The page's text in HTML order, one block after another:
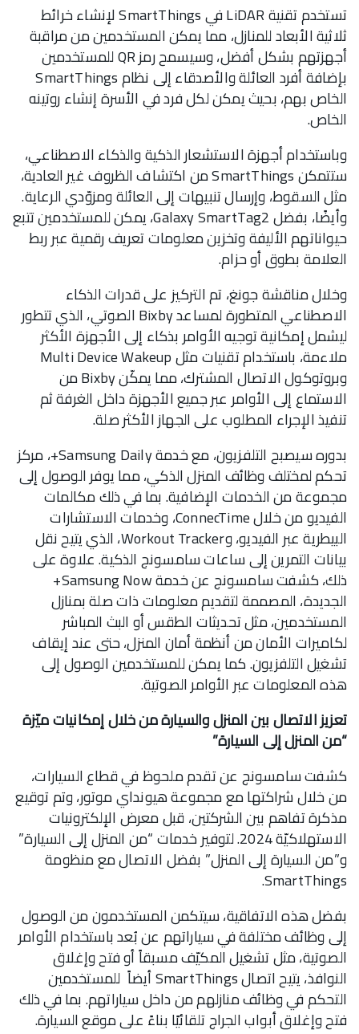
تستخدم تقنية LiDAR في SmartThings لإنشاء خرائط
ثلاثية الأبعاد للمنازل، مما يمكن المستخدمين من مراقبة
أجهزتهم بشكل أفضل، وسيسمح رمز QR للمستخدمين
بإضافة أفرد العائلة والأصدقاء إلى نظام SmartThings
الخاص بهم، بحيث يمكن لكل فرد في الأسرة إنشاء روتينه
الخاص.
وباستخدام أجهزة الاستشعار الذكية والذكاء الاصطناعي،
ستتمكن SmartThings من اكتشاف الظروف غير العادية،
مثل السقوط، وإرسال تنبيهات إلى العائلة ومزوّدي الرعاية.
وأيضًا، بفضل Galaxy SmartTag2، يمكن للمستخدمين تتبع
حيواناتهم الأليفة وتخزين معلومات تعريف رقمية عبر ربط
العلامة بطوق أو حزام.
وخلال مناقشة جونغ، تم التركيز على قدرات الذكاء
الاصطناعي المتطورة لمساعد Bixby الصوتي، الذي تتطور
ليشمل إمكانية توجيه الأوامر بذكاء إلى الأجهزة الأكثر
ملاءمة، باستخدام تقنيات مثل Multi Device Wakeup
وبروتوكول الاتصال المشترك، مما يمكّن Bixby من
الاستماع إلى الأوامر عبر جميع الأجهزة داخل الغرفة ثم
تنفيذ الإجراء المطلوب على الجهاز الأكثر صلة.
بدوره سيصبح التلفزيون، مع خدمة Samsung Daily+، مركز
تحكم لمختلف وظائف المنزل الذكي، مما يوفر الوصول إلى
مجموعة من الخدمات الإضافية. بما في ذلك مكالمات
الفيديو من خلال ConnecTime، وخدمات الاستشارات
البيطرية عبر الفيديو، وWorkout Tracker، الذي يتيح نقل
بيانات التمرين إلى ساعات سامسونج الذكية. علاوة على
ذلك، كشفت سامسونج عن خدمة Samsung Now+
الجديدة، المصممة لتقديم معلومات ذات صلة بمنازل
المستخدمين، مثل تحديثات الطقس أو البث المباشر
لكاميرات الأمان من أنظمة أمان المنزل، حتى عند إيقاف
تشغيل التلفزيون. كما يمكن للمستخدمين الوصول إلى
هذه المعلومات عبر الأوامر الصوتية.
تعزيز الاتصال بين المنزل والسيارة من خلال إمكانيات ميّزة
“من المنزل إلى السيارة”
كشفت سامسونج عن تقدم ملحوظ في قطاع السيارات،
من خلال شراكتها مع مجموعة هيونداي موتور، وتم توقيع
مذكرة تفاهم بين الشركتين، قبل معرض الإلكترونيات
الاستهلاكيّة 2024. لتوفير خدمات “من المنزل إلى السيارة”
و”من السيارة إلى المنزل” بفضل الاتصال مع منظومة
SmartThings.
بفضل هذه الاتفاقية، سيتكمن المستخدمون من الوصول
إلى وظائف مختلفة في سياراتهم عن بُعد باستخدام الأوامر
الصوتية، مثل تشغيل المكيّف مسبقاً أو فتح وإغلاق
النوافذ، يتيح اتصال SmartThings أيضاً للمستخدمين
التحكم في وظائف منازلهم من داخل سياراتهم. بما في ذلك
فتح وإغلاق أبواب الجراج تلقائيًا بناءً على موقع السيارة.